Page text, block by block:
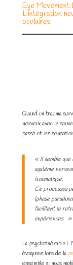
Eye Movement
L’intégration
oculaires
Quand un trauma
nerveux avec le
passé et les
« Il semble
système
traumatique.
Ce processus
(phase
facilitent le
expériences. »
La psychothérapie
évoquons lors de la